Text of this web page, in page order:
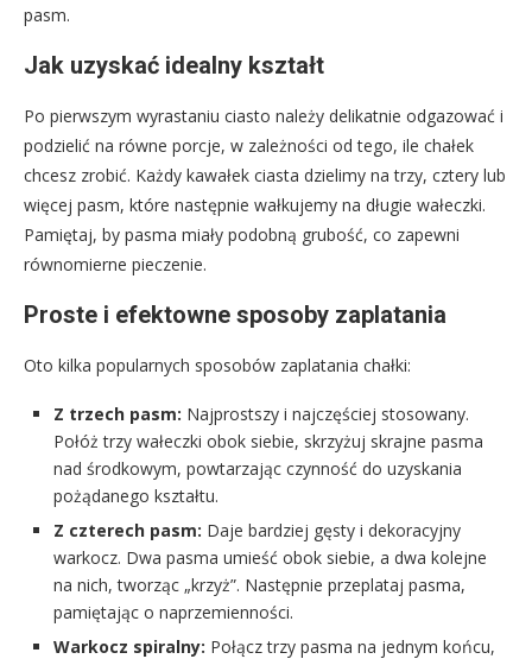
pasm.
Jak uzyskać idealny kształt
Po pierwszym wyrastaniu ciasto należy delikatnie odgazować i
podzielić na równe porcje, w zależności od tego, ile chałek
chcesz zrobić. Każdy kawałek ciasta dzielimy na trzy, cztery lub
więcej pasm, które następnie wałkujemy na długie wałeczki.
Pamiętaj, by pasma miały podobną grubość, co zapewni
równomierne pieczenie.
Proste i efektowne sposoby zaplatania
Oto kilka popularnych sposobów zaplatania chałki:
Z trzech pasm: Najprostszy i najczęściej stosowany.
Połóż trzy wałeczki obok siebie, skrzyżuj skrajne pasma
nad środkowym, powtarzając czynność do uzyskania
pożądanego kształtu.
Z czterech pasm: Daje bardziej gęsty i dekoracyjny
warkocz. Dwa pasma umieść obok siebie, a dwa kolejne
na nich, tworząc „krzyż”. Następnie przeplataj pasma,
pamiętając o naprzemienności.
Warkocz spiralny: Połącz trzy pasma na jednym końcu,